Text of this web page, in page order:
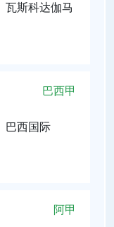
瓦斯科达伽马
巴西甲
巴西国际
阿甲